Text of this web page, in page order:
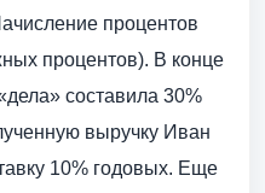
процентов
процентов). В конце
составила 30%
выручку Иван
10% годовых. Еще